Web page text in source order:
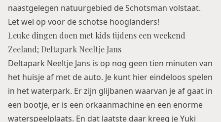
naastgelegen natuurgebied de Schotsman volstaat.
Let wel op voor de schotse hooglanders!
Leuke dingen doen met kids tijdens een weekend
Zeeland; Deltapark Neeltje Jans
Deltapark Neeltje Jans is op nog geen tien minuten van
het huisje af met de auto. Je kunt hier eindeloos spelen
in het waterpark. Er zijn glijbanen waarvan je af gaat in
een bootje, er is een orkaanmachine en een enorme
waterspeelplaats. En dat laatste daar kreeg je Yuki